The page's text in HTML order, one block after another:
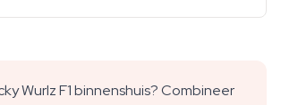
Wurlz F1 binnenshuis? Combineer